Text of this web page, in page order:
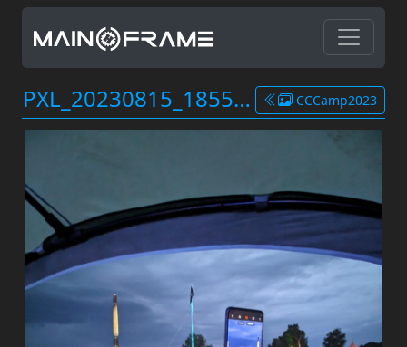
PXL_20230815_185529961.jpg CCCamp2023